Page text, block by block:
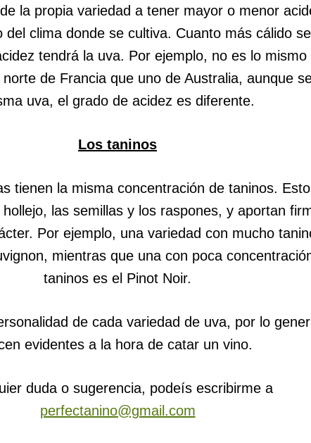
la propia variedad a tener mayor o menor
del clima donde se cultiva. Cuanto más cálido
tendrá la uva. Por ejemplo, no es lo mismo
de Francia que uno de Australia, aunque
uva, el grado de acidez es diferente.
Los taninos
tienen la misma concentración de taninos.
las semillas y los raspones, y aportan
Por ejemplo, una variedad con mucho
mientras que una con poca
taninos es el Pinot Noir.
de cada variedad de uva, por lo
evidentes a la hora de catar un vino.
duda o sugerencia, podeís escribirme a
perfectanino@gmail.com